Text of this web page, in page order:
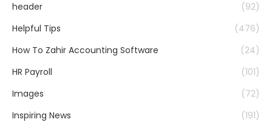
header
(92)
Helpful Tips
(476)
How To Zahir Accounting Software
(24)
HR Payroll
(101)
Images
(72)
Inspiring News
(191)